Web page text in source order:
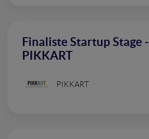
Finaliste Startup Stage -
PIKKART
PIKKART